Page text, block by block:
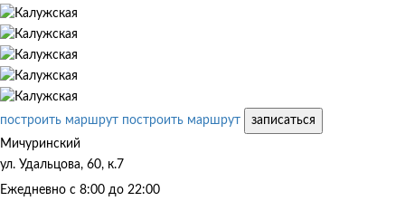
построить маршрут построить маршрут
записаться
Мичуринский
ул. Удальцова, 60, к.7
Ежедневно с 8:00 до 22:00